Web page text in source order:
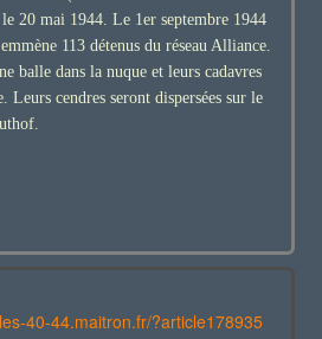
20 mai 1944. Le 1 erseptembre 1944
113 détenus du réseau Alliance.
balle dans la nuque et leurs cadavres
Leurs cendres seront dispersées sur le
40-44.maitron.fr/?article178935